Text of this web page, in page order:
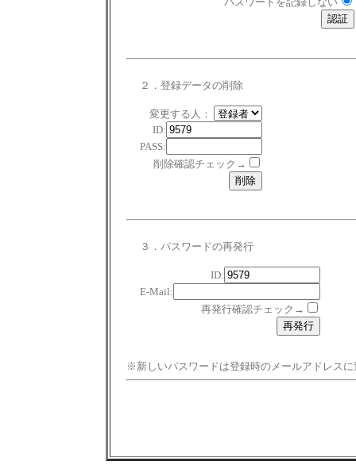
２．登録データの削除
変更する人：
ID:
PASS:
削除確認チェック→
３．パスワードの再発行
ID:
E-Mail:
再発行確認チェック→
※新しいパスワードは登録時のメールアドレスに